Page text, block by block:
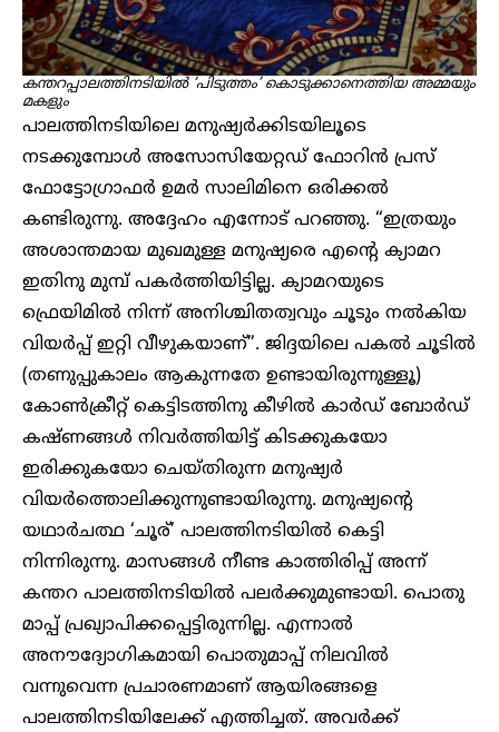
കന്തറപ്പാലത്തിനടിയിൽ ‘പിടുത്തം’ കൊടുക്കാനെത്തിയ അമ്മയും
മകളും
പാലത്തിനടിയിലെ മനുഷ്യർക്കിടയിലൂടെ
നടക്കുമ്പോൾ അസോസിയേറ്റഡ് ഫോറിൻ പ്രസ്
ഫോട്ടോഗ്രാഫർ ഉമർ സാലിമിനെ ഒരിക്കൽ
കണ്ടിരുന്നു. അദ്ദേഹം എന്നോട് പറഞ്ഞു. “ഇത്രയും
അശാന്തമായ മുഖമുള്ള മനുഷ്യരെ എന്റെ ക്യാമറ
ഇതിനു മുമ്പ് പകർത്തിയിട്ടില്ല. ക്യാമറയുടെ
ഫ്രെയിമിൽ നിന്ന് അനിശ്ചിതത്വവും ചൂടും നൽകിയ
വിയർപ്പ് ഇറ്റി വീഴുകയാണ്”. ജിദ്ദയിലെ പകൽ ചൂടിൽ
(തണുപ്പുകാലം ആകുന്നതേ ഉണ്ടായിരുന്നുള്ളൂ)
കോൺക്രീറ്റ് കെട്ടിടത്തിനു കീഴിൽ കാർഡ് ബോർഡ്
കഷ്ണങ്ങൾ നിവർത്തിയിട്ട് കിടക്കുകയോ
ഇരിക്കുകയോ ചെയ്തിരുന്ന മനുഷ്യർ
വിയർത്തൊലിക്കുന്നുണ്ടായിരുന്നു. മനുഷ്യന്റെ
യഥാർചത്ഥ ‘ചൂര്’ പാലത്തിനടിയിൽ കെട്ടി
നിന്നിരുന്നു. മാസങ്ങൾ നീണ്ട കാത്തിരിപ്പ് അന്ന്
കന്തറ പാലത്തിനടിയിൽ പലർക്കുമുണ്ടായി. പൊതു
മാപ്പ് പ്രഖ്യാപിക്കപ്പെട്ടിരുന്നില്ല. എന്നാൽ
അനൗദ്യോഗികമായി പൊതുമാപ്പ് നിലവിൽ
വന്നുവെന്ന പ്രചാരണമാണ് ആയിരങ്ങളെ
പാലത്തിനടിയിലേക്ക് എത്തിച്ചത്. അവർക്ക്